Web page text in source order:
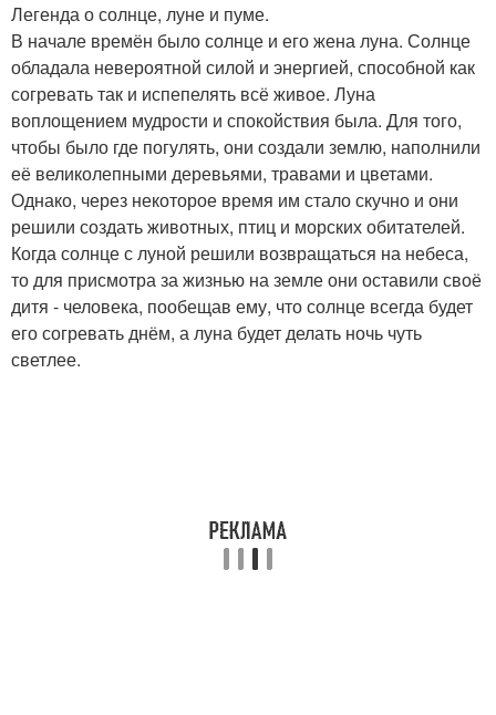
Легенда о солнце, луне и пуме.
В начале времён было солнце и его жена луна. Солнце
обладала невероятной силой и энергией, способной как
согревать так и испепелять всё живое. Луна
воплощением мудрости и спокойствия была. Для того,
чтобы было где погулять, они создали землю, наполнили
её великолепными деревьями, травами и цветами.
Однако, через некоторое время им стало скучно и они
решили создать животных, птиц и морских обитателей.
Когда солнце с луной решили возвращаться на небеса,
то для присмотра за жизнью на земле они оставили своё
дитя - человека, пообещав ему, что солнце всегда будет
его согревать днём, а луна будет делать ночь чуть
светлее.